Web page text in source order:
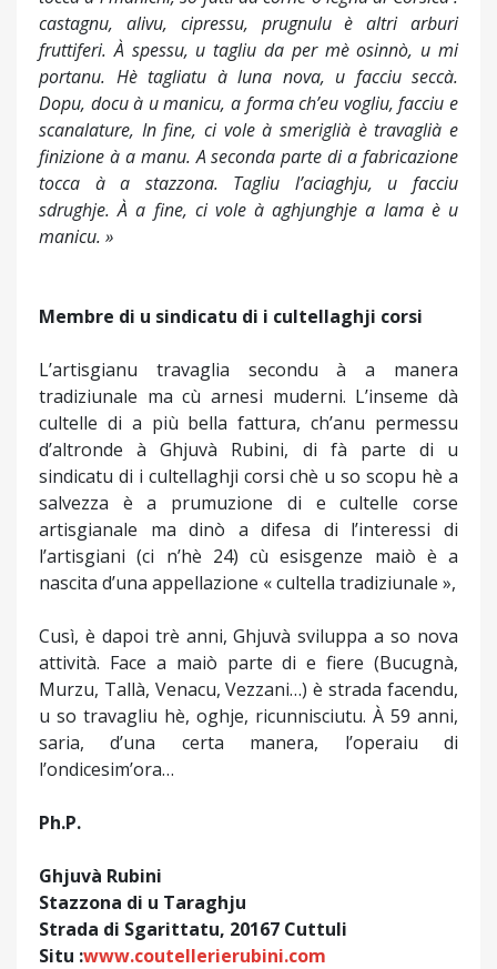
castagnu, alivu, cipressu, prugnulu è altri arburi
fruttiferi. À spessu, u tagliu da per mè osinnò, u mi
portanu. Hè tagliatu à luna nova, u facciu seccà.
Dopu, docu à u manicu, a forma ch’eu vogliu, facciu e
scanalature, In fine, ci vole à smeriglià è travaglià e
finizione à a manu. A seconda parte di a fabricazione
tocca à a stazzona. Tagliu l’aciaghju, u facciu
sdrughje. À a fine, ci vole à aghjunghje a lama è u
manicu. »
Membre di u sindicatu di i cultellaghji corsi
L’artisgianu travaglia secondu à a manera
tradiziunale ma cù arnesi muderni. L’inseme dà
cultelle di a più bella fattura, ch’anu permessu
d’altronde à Ghjuvà Rubini, di fà parte di u
sindicatu di i cultellaghji corsi chè u so scopu hè a
salvezza è a prumuzione di e cultelle corse
artisgianale ma dinò a difesa di l’interessi di
l’artisgiani (ci n’hè 24) cù esisgenze maiò è a
nascita d’una appellazione « cultella tradiziunale »,
Cusì, è dapoi trè anni, Ghjuvà sviluppa a so nova
attività. Face a maiò parte di e fiere (Bucugnà,
Murzu, Tallà, Venacu, Vezzani…) è strada facendu,
u so travagliu hè, oghje, ricunnisciutu. À 59 anni,
saria, d’una certa manera, l’operaiu di
l’ondicesim’ora…
Ph.P.
Ghjuvà Rubini
Stazzona di u Taraghju
Strada di Sgarittatu, 20167 Cuttuli
Situ :www.coutellerierubini.com